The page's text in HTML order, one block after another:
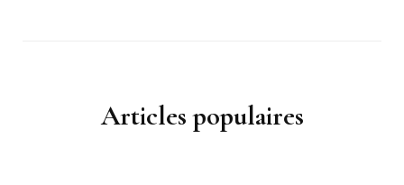
Articles populaires